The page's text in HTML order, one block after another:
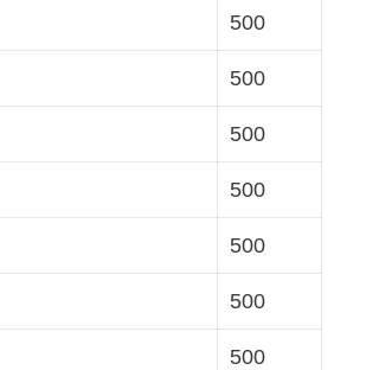
500
500
500
500
500
500
500